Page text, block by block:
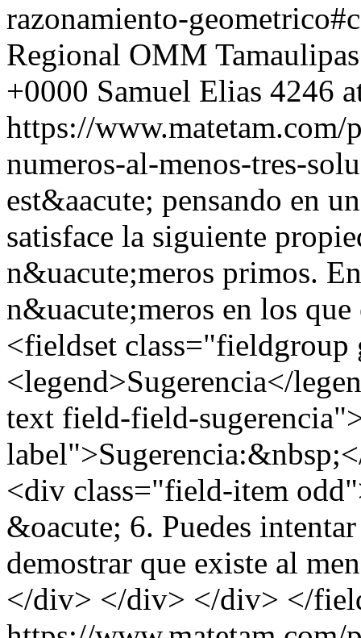
razonamiento-
Regional OMM
+0000 Samuel Elias 4246
https://www.matetam.com/
numeros-al-menos-tres-
est&aacute; pensando en
satisface la siguiente
n&uacute;meros primos.
n&uacute;meros en los
<fieldset class="fieldgroup
<legend>Sugerencia</
text field-field-
<div class="field-item
&oacute; 6. Puedes
demostrar que existe al
</div> </div> </div> </